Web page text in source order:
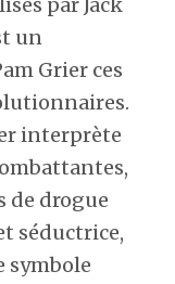
par Jack
un
Grier ces
interprète
drogue
séductrice,
symbole